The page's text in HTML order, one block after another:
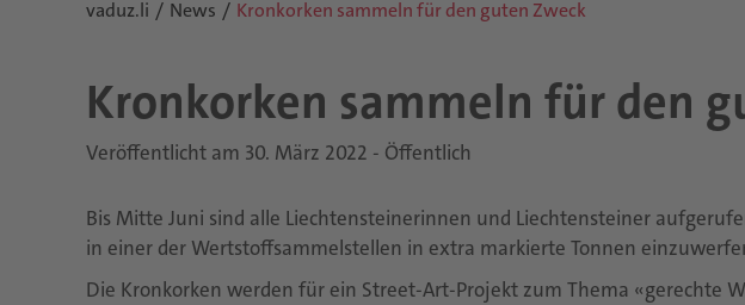
vaduz.li News Kronkorken sammeln für den guten Zweck
Kron­kor­ken sam­meln für den
Veröffentlicht am 30. März 2022 - Öffentlich
Bis Mitte Juni sind alle Liechtensteinerinnen und Liechtensteiner
in einer der Wertstoffsammelstellen in extra markierte Tonnen
Die Kronkorken werden für ein Street-Art-Projekt zum Thema «gerechte